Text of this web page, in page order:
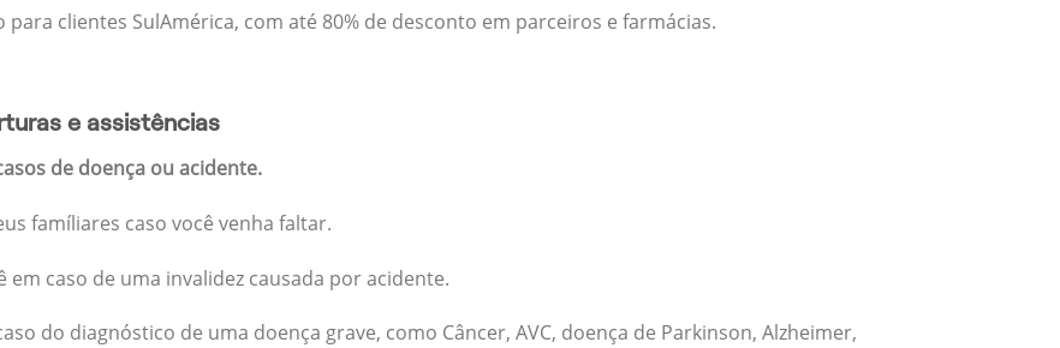
para clientes SulAmérica, com até 80% de desconto em parceiros e farmácias.
e assistências
de doença ou acidente.
famíliares caso você venha faltar.
em caso de uma invalidez causada por acidente.
do diagnóstico de uma doença grave, como Câncer, AVC, doença de Parkinson, Alzheimer,